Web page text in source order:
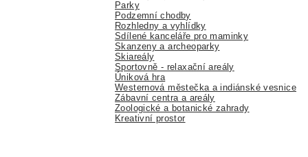
Parky
Podzemní chodby
Rozhledny a vyhlídky
Sdílené kanceláře pro maminky
Skanzeny a archeoparky
Skiareály
Sportovně - relaxační areály
Úniková hra
Westernová městečka a indiánské vesnice
Zábavní centra a areály
Zoologické a botanické zahrady
Kreativní prostor